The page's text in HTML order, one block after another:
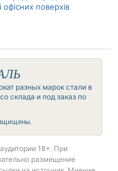
поверхів
разных марок стали в
склада и под заказ по
18+. При
размещение